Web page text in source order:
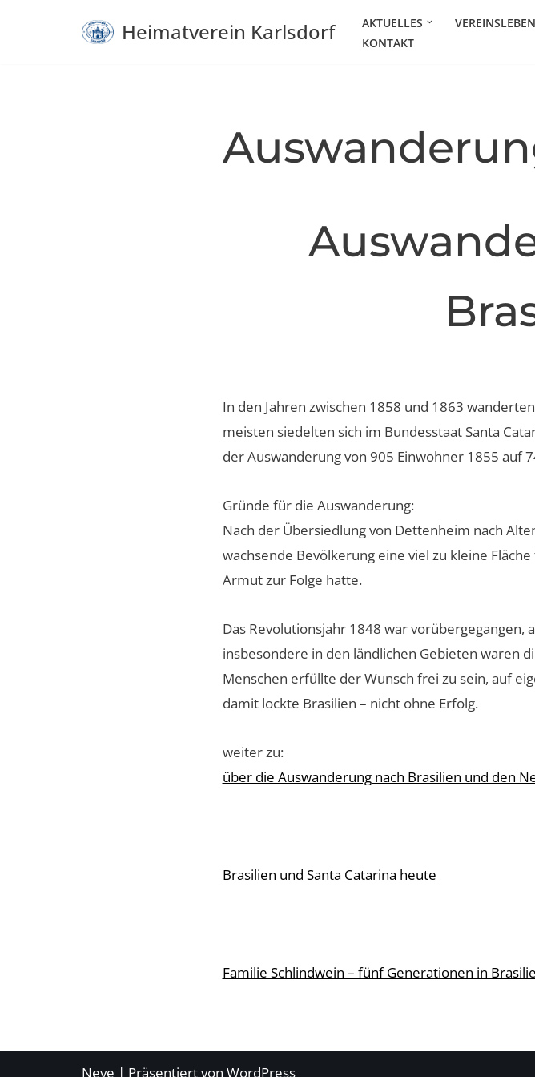
Heimatverein Karlsdorf AKTUELLES VEREINSLEBEN
KONTAKT
In den Jahren zwischen 1858 und 1863
meisten siedelten sich im Bundesstaat Santa
der Auswanderung von 905 Einwohner 1855 auf
Gründe für die Auswanderung:
Nach der Übersiedlung von Dettenheim nach
wachsende Bevölkerung eine viel zu kleine
Armut zur Folge hatte.
Das Revolutionsjahr 1848 war vorübergegangen,
insbesondere in den ländlichen Gebieten waren
Menschen erfüllte der Wunsch frei zu sein, auf
damit lockte Brasilien – nicht ohne Erfolg.
weiter zu:
über die Auswanderung nach Brasilien und den
Brasilien und Santa Catarina heute
Familie Schlindwein – fünf Generationen in
Neve | Präsentiert von WordPress